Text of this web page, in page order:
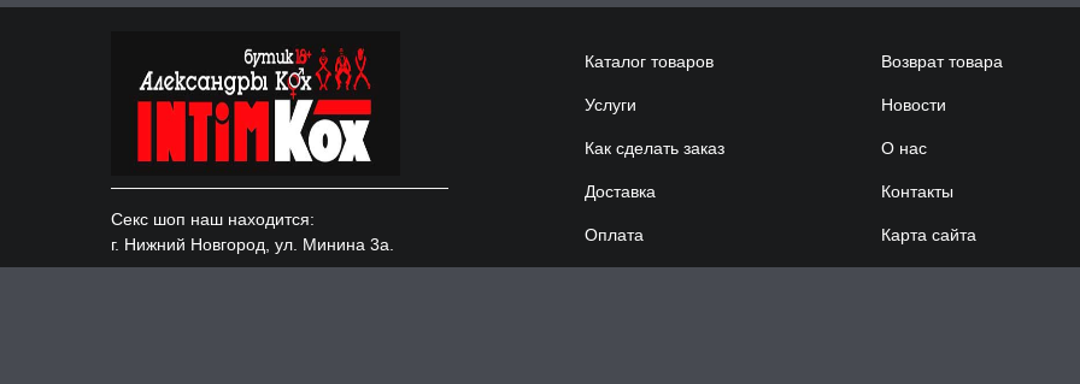
Секс шоп наш находится:
г. Нижний Новгород, ул. Минина 3а.
Каталог товаров
Услуги
Как сделать заказ
Доставка
Оплата
Возврат товара
Новости
О нас
Контакты
Карта сайта